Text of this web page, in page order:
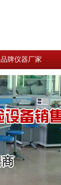
品牌仪器厂家